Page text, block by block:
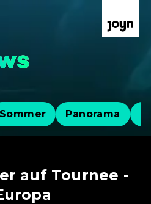
Sommer Panorama
auf Tournee -